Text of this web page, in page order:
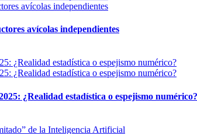
avícolas independientes
¿Realidad estadística o espejismo numérico?